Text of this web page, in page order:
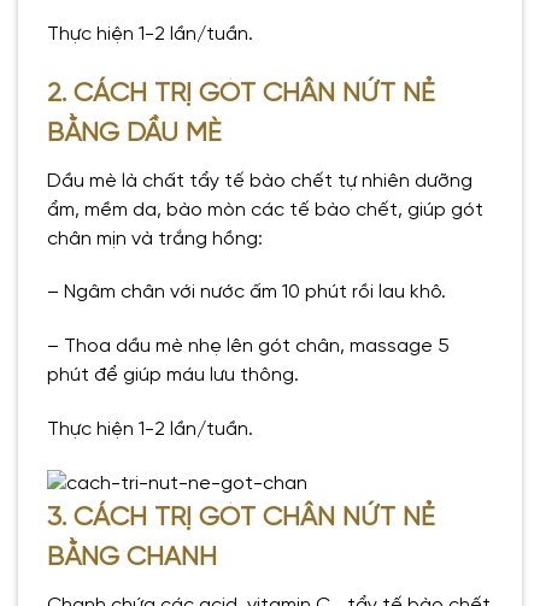
Thực hiện 1-2 lần/tuần.
2. CÁCH TRỊ GÓT CHÂN NỨT NẺ
BẰNG DẦU MÈ
Dầu mè là chất tẩy tế bào chết tự nhiên dưỡng
ẩm, mềm da, bào mòn các tế bào chết, giúp gót
chân mịn và trắng hồng:
– Ngâm chân với nước ấm 10 phút rồi lau khô.
– Thoa dầu mè nhẹ lên gót chân, massage 5
phút để giúp máu lưu thông.
Thực hiện 1-2 lần/tuần.
3. CÁCH TRỊ GÓT CHÂN NỨT NẺ
BẰNG CHANH